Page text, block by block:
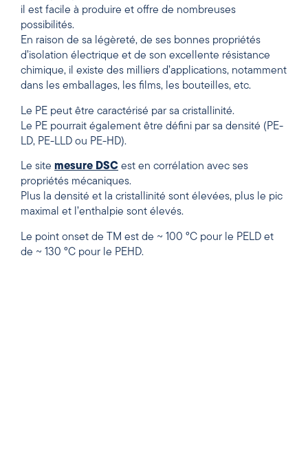
il est facile à produire et offre de nombreuses
possibilités.
En raison de sa légèreté, de ses bonnes propriétés
d’isolation électrique et de son excellente résistance
chimique, il existe des milliers d’applications, notamment
dans les emballages, les films, les bouteilles, etc.
Le PE peut être caractérisé par sa cristallinité.
Le PE pourrait également être défini par sa densité (PE-
LD, PE-LLD ou PE-HD).
Le site mesure DSC est en corrélation avec ses
propriétés mécaniques.
Plus la densité et la cristallinité sont élevées, plus le pic
maximal et l’enthalpie sont élevés.
Le point onset de TM est de ~ 100 °C pour le PELD et
de ~ 130 °C pour le PEHD.